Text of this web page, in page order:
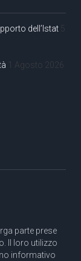
dell’Istat 5
1 Agosto 2026
parte prese
Il loro utilizzo
informativo